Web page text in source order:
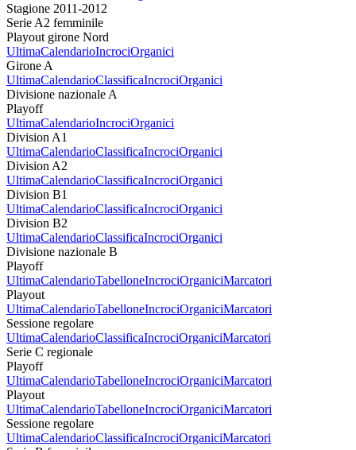
Stagione 2011-2012
Serie A2 femminile
Playout girone Nord
UltimaCalendarioIncrociOrganici
Girone A
UltimaCalendarioClassificaIncrociOrganici
Divisione nazionale A
Playoff
UltimaCalendarioIncrociOrganici
Division A1
UltimaCalendarioClassificaIncrociOrganici
Division A2
UltimaCalendarioClassificaIncrociOrganici
Division B1
UltimaCalendarioClassificaIncrociOrganici
Division B2
UltimaCalendarioClassificaIncrociOrganici
Divisione nazionale B
Playoff
UltimaCalendarioTabelloneIncrociOrganiciMarcatori
Playout
UltimaCalendarioTabelloneIncrociOrganiciMarcatori
Sessione regolare
UltimaCalendarioClassificaIncrociOrganiciMarcatori
Serie C regionale
Playoff
UltimaCalendarioTabelloneIncrociOrganiciMarcatori
Playout
UltimaCalendarioTabelloneIncrociOrganiciMarcatori
Sessione regolare
UltimaCalendarioClassificaIncrociOrganiciMarcatori